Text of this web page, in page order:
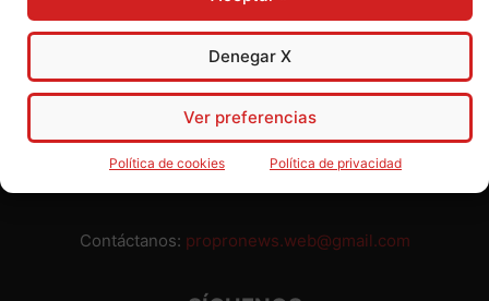
Denegar X
Ver preferencias
Política de cookies Política de privacidad
colaboradores percibe remuneración alguna. Realizamos
nuestro trabajo por amor al periodismo, a la verdad y a la
libertad y en solidaridad con la ciudadanía.
Usted puede colaborar con nosotros divulgando nuestro
periódico, compartiendo nuestros contenidos, sugiriendo temas
y comunicándonos cualquier injusticia o asunto de interés.
Contáctanos: propronews.web@gmail.com